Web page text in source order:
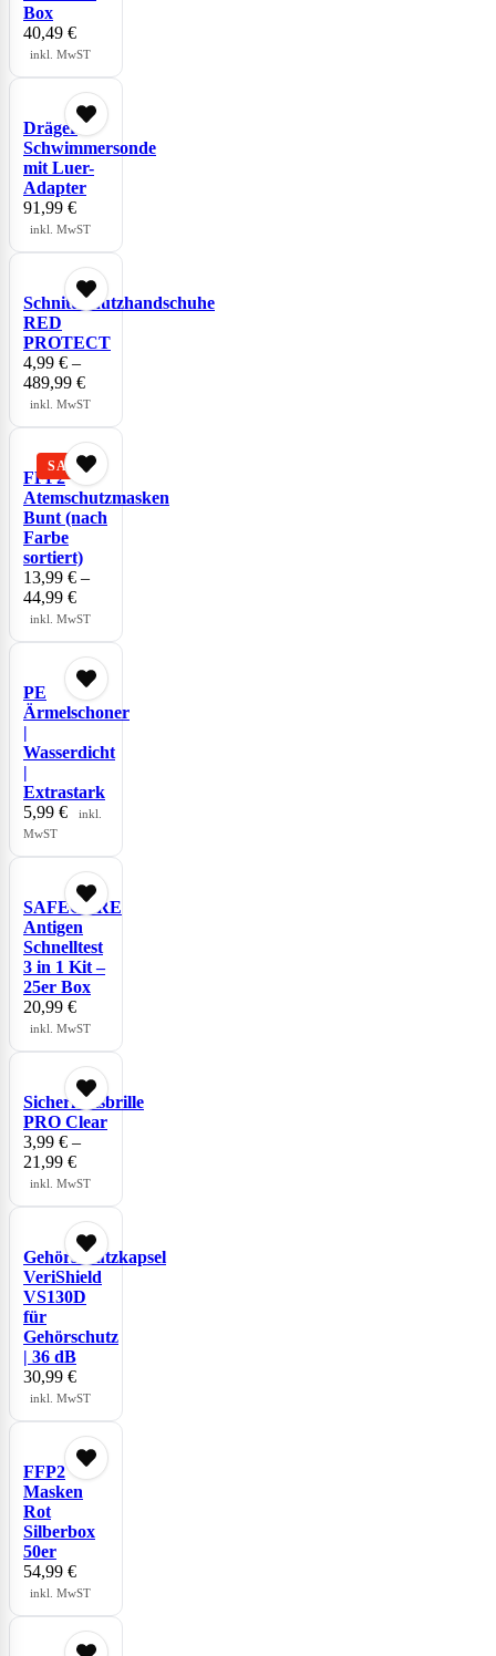
Box
40,49 €
inkl. MwST
Dräger
Schwimmersonde
mit Luer-
Adapter
91,99 €
inkl. MwST
Schnittschutzhandschuhe
RED
PROTECT
4,99 € –
489,99 €
inkl. MwST
FFP2
Atemschutzmasken
Bunt (nach
Farbe
sortiert)
13,99 € –
44,99 €
inkl. MwST
PE
Ärmelschoner
Wasserdicht
Extrastark
5,99 €
inkl.
MwST
SAFECARE
Antigen
Schnelltest
3 in 1 Kit –
25er Box
20,99 €
inkl. MwST
Sicherheitsbrille
PRO Clear
3,99 € –
21,99 €
inkl. MwST
Gehörschutzkapsel
VeriShield
VS130D
für
Gehörschutz
| 36 dB
30,99 €
inkl. MwST
FFP2
Masken
Rot
Silberbox
50er
54,99 €
inkl. MwST